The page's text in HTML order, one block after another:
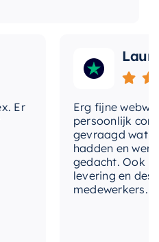
Laura
Erg fijne webwinkel,
persoonlijk contact
gevraagd wat we
hadden en werd
gedacht. Ook in de
levering en
medewerkers. Wij